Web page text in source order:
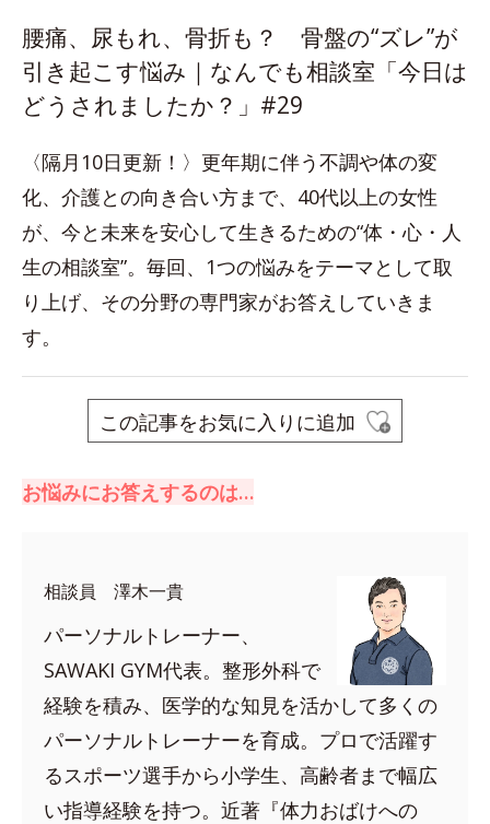
腰痛、尿もれ、骨折も？ 骨盤の“ズレ”が
引き起こす悩み｜なんでも相談室「今日は
どうされましたか？」#29
〈隔月10日更新！〉更年期に伴う不調や体の変
化、介護との向き合い方まで、40代以上の女性
が、今と未来を安心して生きるための“体・心・人
生の相談室”。毎回、1つの悩みをテーマとして取
り上げ、その分野の専門家がお答えしていきま
す。
この記事をお気に入りに追加
お悩みにお答えするのは…
相談員 澤木一貴
パーソナルトレーナー、
SAWAKI GYM代表。整形外科で
経験を積み、医学的な知見を活かして多くの
パーソナルトレーナーを育成。プロで活躍す
るスポーツ選手から小学生、高齢者まで幅広
い指導経験を持つ。近著『体力おばけへの